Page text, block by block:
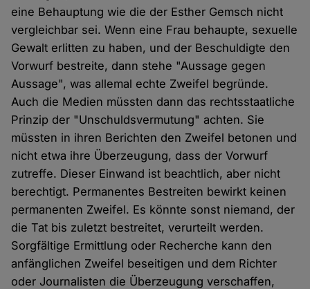
eine Behauptung wie die der Esther Gemsch nicht
vergleichbar sei. Wenn eine Frau behaupte, sexuelle
Gewalt erlitten zu haben, und der Beschuldigte den
Vorwurf bestreite, dann stehe "Aussage gegen
Aussage", was allemal echte Zweifel begründe.
Auch die Medien müssten dann das rechtsstaatliche
Prinzip der "Unschuldsvermutung" achten. Sie
müssten in ihren Berichten den Zweifel betonen und
nicht etwa ihre Überzeugung, dass der Vorwurf
zutreffe. Dieser Einwand ist beachtlich, aber nicht
berechtigt. Permanentes Bestreiten bewirkt keinen
permanenten Zweifel. Es könnte sonst niemand, der
die Tat bis zuletzt bestreitet, verurteilt werden.
Sorgfältige Ermittlung oder Recherche kann den
anfänglichen Zweifel beseitigen und dem Richter
oder Journalisten die Überzeugung verschaffen,